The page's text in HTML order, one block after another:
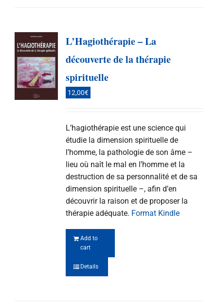
L’Hagiothérapie – La
découverte de la thérapie
spirituelle
12,00€
L’hagiothérapie est une science qui
étudie la dimension spirituelle de
l’homme, la pathologie de son âme –
lieu où naît le mal en l’homme et la
destruction de sa personnalité et de sa
dimension spirituelle –, afin d’en
découvrir la raison et de proposer la
thérapie adéquate. Format Kindle
Add to
cart
Details